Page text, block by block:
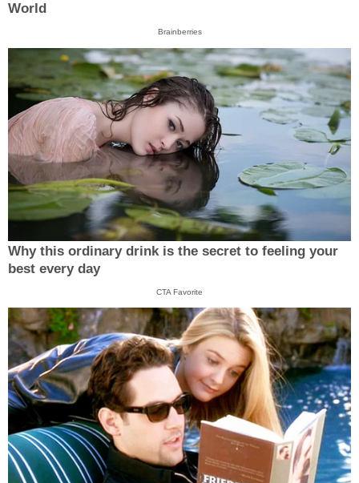
World
Brainberries
Why this ordinary drink is the secret to feeling your
best every day
CTA Favorite